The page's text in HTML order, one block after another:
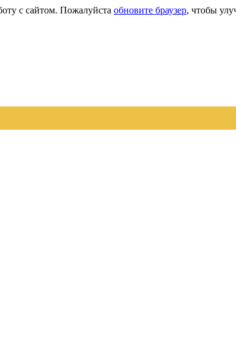
с сайтом. Пожалуйста обновите браузер, чтобы